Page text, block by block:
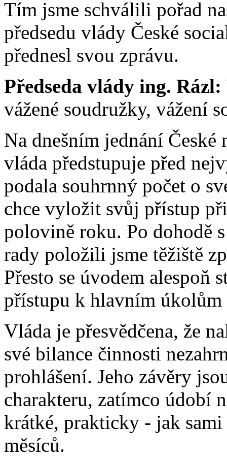
Tím jsme schválili pořad
předsedu vlády České
přednesl svou zprávu.
Předseda vlády ing. Rázl:
vážené soudružky, vážení
Na dnešním jednání
vláda předstupuje před
podala souhrnný počet o
chce vyložit svůj přístup
polovině roku. Po dohodě
rady položili jsme těžiště
Přesto se úvodem alespoň
přístupu k hlavním
Vláda je přesvědčena, že
své bilance činnosti
prohlášení. Jeho závěry
charakteru, zatímco údobí
krátké, prakticky - jak
měsíců.